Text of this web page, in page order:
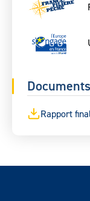
Rapport